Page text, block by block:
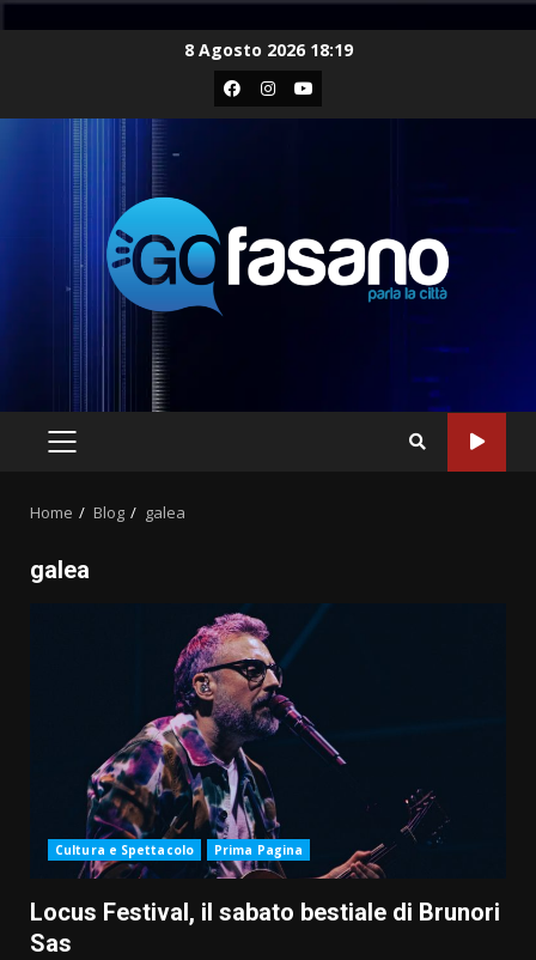
8 Agosto 2026 18:19
Facebook
Instagram
Youtube
PRIMARY
Home Blog galea
galea
Cultura e Spettacolo Prima Pagina
Locus Festival, il sabato bestiale di Brunori
Sas